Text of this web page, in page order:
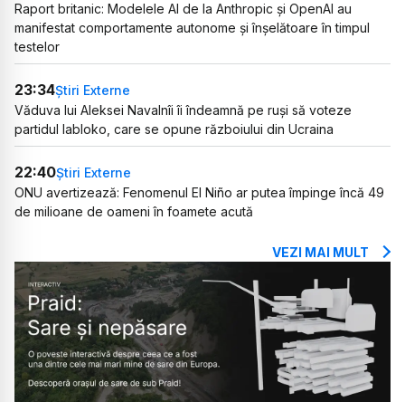
Raport britanic: Modelele AI de la Anthropic și OpenAI au
manifestat comportamente autonome și înșelătoare în timpul
testelor
23:34Știri Externe
Văduva lui Aleksei Navalnîi îi îndeamnă pe ruși să voteze
partidul Iabloko, care se opune războiului din Ucraina
22:40Știri Externe
ONU avertizează: Fenomenul El Niño ar putea împinge încă 49
de milioane de oameni în foamete acută
VEZI MAI MULT